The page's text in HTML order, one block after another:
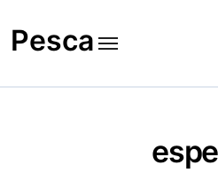
to
content
Pesca